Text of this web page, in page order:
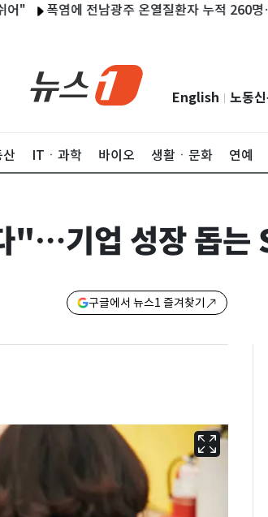
염에 전남광주 온열질환자 누적 260명…동복
English 노동
ITㆍ과학 바이오 생활ㆍ문화 연예
"…기업 성장 돕는
구글에서 뉴스1 즐겨찾기